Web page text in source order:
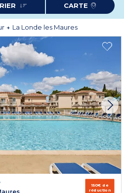
programmer une escapade sur l’un des
toutes proches (Port Cros, Porquerolles et
des excursions de choix à Cannes, Nice
Plus d'informations
CARTE
La Londe les Maures
150€ de
réduction